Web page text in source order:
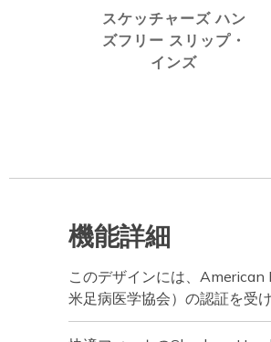
スケッチャーズ ハン
ズフリー スリップ・
インズ
機能詳細
このデザインには、
米足病医学協会）の認証を受